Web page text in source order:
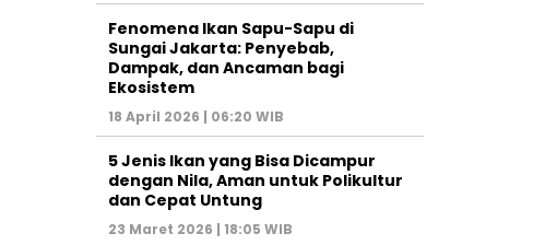
Fenomena Ikan Sapu-Sapu di
Sungai Jakarta: Penyebab,
Dampak, dan Ancaman bagi
Ekosistem
18 April 2026 | 06:20 WIB
5 Jenis Ikan yang Bisa Dicampur
dengan Nila, Aman untuk Polikultur
dan Cepat Untung
23 Maret 2026 | 18:05 WIB